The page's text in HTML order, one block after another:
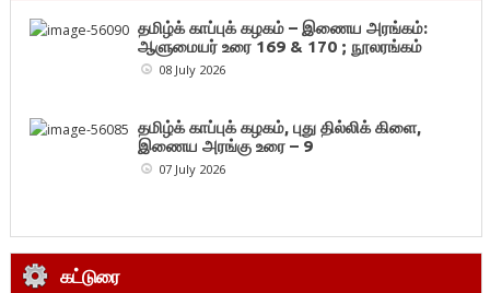
தமிழ்க் காப்புக் கழகம் – இணைய அரங்கம்:
ஆளுமையர் உரை 169 & 170 ; நூலரங்கம்
08 July 2026
தமிழ்க் காப்புக் கழகம், புது தில்லிக் கிளை,
இணைய அரங்கு உரை – 9
07 July 2026
கட்டுரை